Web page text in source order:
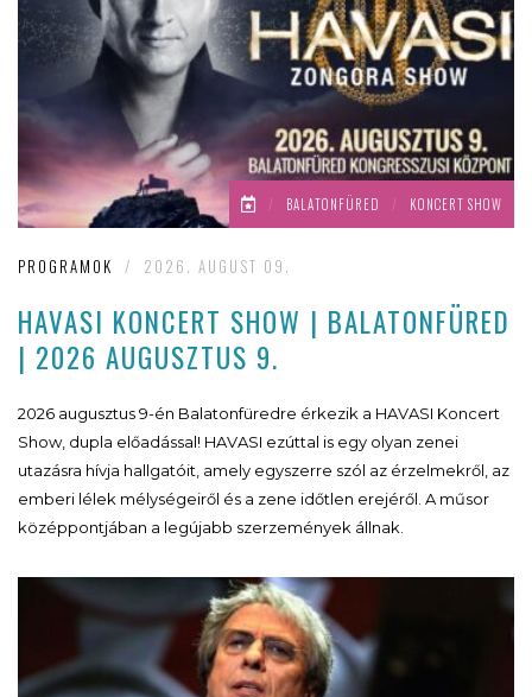
/ BALATONFÜRED / KONCERT SHOW
PROGRAMOK / 2026. AUGUST 09.
HAVASI KONCERT SHOW | BALATONFÜRED
| 2026 AUGUSZTUS 9.
2026 augusztus 9-én Balatonfüredre érkezik a HAVASI Koncert
Show, dupla előadással! HAVASI ezúttal is egy olyan zenei
utazásra hívja hallgatóit, amely egyszerre szól az érzelmekről, az
emberi lélek mélységeiről és a zene időtlen erejéről. A műsor
középpontjában a legújabb szerzemények állnak.